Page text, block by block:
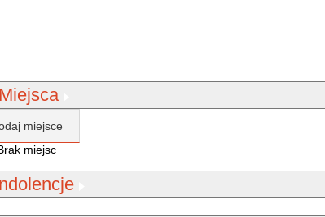
Miejsca
miejsce
miejsc